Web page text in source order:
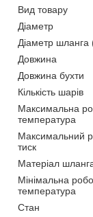
Вид товару
Діаметр
Діаметр шланга
Довжина
Довжина бухти
Кількість шарів
Максимальна
температура
Максимальний
тиск
Матеріал
Мінімальна
температура
Стан